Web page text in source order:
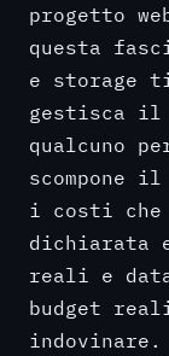
progetto
questa
e storage
gestisca il
qualcuno
scompone
i costi che
dichiarata
reali e
budget
indovinare.